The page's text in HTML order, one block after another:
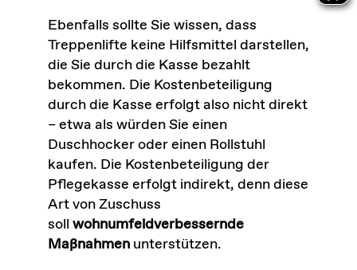
Ebenfalls sollte Sie wissen, dass
Treppenlifte keine Hilfsmittel darstellen,
die Sie durch die Kasse bezahlt
bekommen. Die Kostenbeteiligung
durch die Kasse erfolgt also nicht direkt
– etwa als würden Sie einen
Duschhocker oder einen Rollstuhl
kaufen. Die Kostenbeteiligung der
Pflegekasse erfolgt indirekt, denn diese
Art von Zuschuss
soll wohnumfeldverbessernde
Maßnahmen unterstützen.